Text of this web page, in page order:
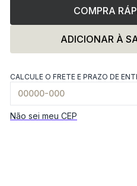
COMPRA
ADICIONAR À
CALCULE O FRETE E PRAZO DE
Não sei meu CEP